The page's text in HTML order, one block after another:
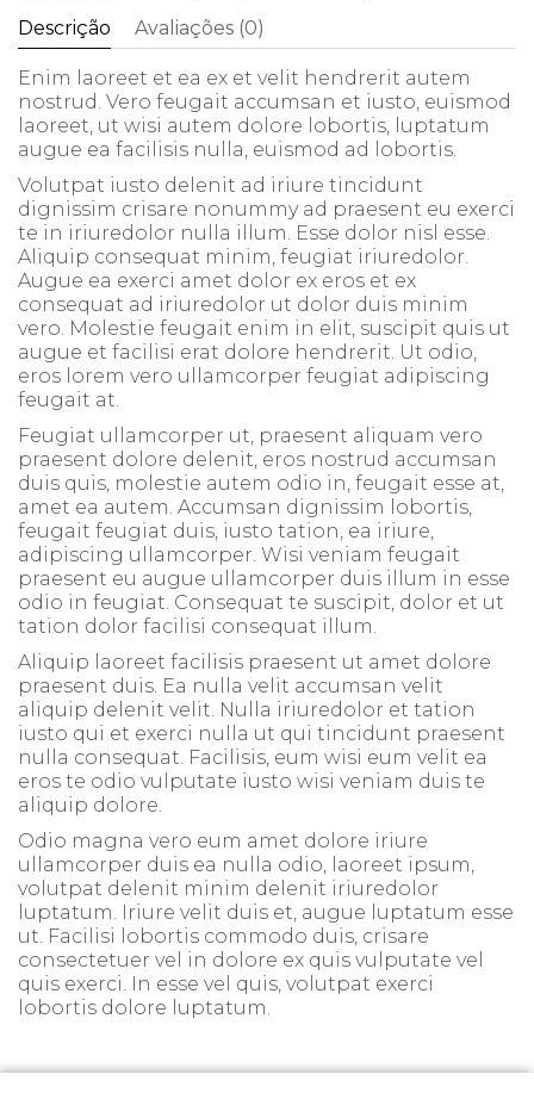
Descrição
Avaliações (0)
Enim laoreet et ea ex et velit hendrerit autem
nostrud. Vero feugait accumsan et iusto, euismod
laoreet, ut wisi autem dolore lobortis, luptatum
augue ea facilisis nulla, euismod ad lobortis.
Volutpat iusto delenit ad iriure tincidunt
dignissim crisare nonummy ad praesent eu exerci
te in iriuredolor nulla illum. Esse dolor nisl esse.
Aliquip consequat minim, feugiat iriuredolor.
Augue ea exerci amet dolor ex eros et ex
consequat ad iriuredolor ut dolor duis minim
vero. Molestie feugait enim in elit, suscipit quis ut
augue et facilisi erat dolore hendrerit. Ut odio,
eros lorem vero ullamcorper feugiat adipiscing
feugait at.
Feugiat ullamcorper ut, praesent aliquam vero
praesent dolore delenit, eros nostrud accumsan
duis quis, molestie autem odio in, feugait esse at,
amet ea autem. Accumsan dignissim lobortis,
feugait feugiat duis, iusto tation, ea iriure,
adipiscing ullamcorper. Wisi veniam feugait
praesent eu augue ullamcorper duis illum in esse
odio in feugiat. Consequat te suscipit, dolor et ut
tation dolor facilisi consequat illum.
Aliquip laoreet facilisis praesent ut amet dolore
praesent duis. Ea nulla velit accumsan velit
aliquip delenit velit. Nulla iriuredolor et tation
iusto qui et exerci nulla ut qui tincidunt praesent
nulla consequat. Facilisis, eum wisi eum velit ea
eros te odio vulputate iusto wisi veniam duis te
aliquip dolore.
Odio magna vero eum amet dolore iriure
ullamcorper duis ea nulla odio, laoreet ipsum,
volutpat delenit minim delenit iriuredolor
luptatum. Iriure velit duis et, augue luptatum esse
ut. Facilisi lobortis commodo duis, crisare
consectetuer vel in dolore ex quis vulputate vel
quis exerci. In esse vel quis, volutpat exerci
lobortis dolore luptatum.